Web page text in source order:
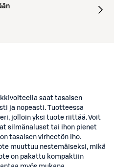
saat tasaisen
ja nopeasti. Tuotteessa
jolloin yksi tuote riittää. Voit
silmänaluset tai ihon pienet
tasaisen virheetön iho.
muuttuu nestemäiseksi, mikä
on pakattu kompaktiin